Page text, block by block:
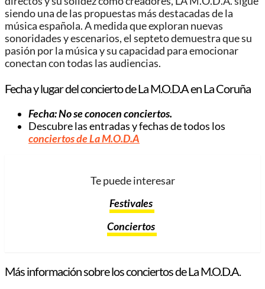
siendo una de las propuestas más destacadas de la
música española. A medida que exploran nuevas
sonoridades y escenarios, el septeto demuestra que su
pasión por la música y su capacidad para emocionar
conectan con todas las audiencias.
Fecha y lugar del concierto de La M.O.D.A en La Coruña
Fecha: No se conocen conciertos.
Descubre las entradas y fechas de todos los
conciertos de La M.O.D.A
Te puede interesar
Festivales
Conciertos
Más información sobre los conciertos de La M.O.D.A.